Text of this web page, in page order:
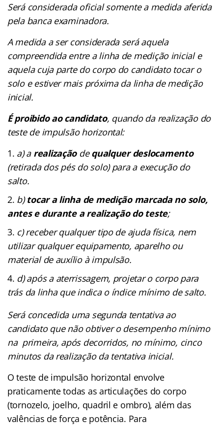
Será considerada oficial somente a medida aferida
pela banca examinadora.
A medida a ser considerada será aquela
compreendida entre a linha de medição inicial e
aquela cuja parte do corpo do candidato tocar o
solo e estiver mais próxima da linha de medição
inicial.
É proibido ao candidato, quando da realização do
teste de impulsão horizontal:
a) a realizaçãodequalquer deslocamento
(retirada dos pés do solo) para a execução do
salto.
b)tocar a linha de medição marcada no solo,
antes e durante a realização do teste;
c) receber qualquer tipo de ajuda física, nem
utilizar qualquer equipamento, aparelho ou
material de auxílio à impulsão.
d) após a aterrissagem, projetar o corpo para
trás da linha que indica o índice mínimo de salto.
Será concedida uma segunda tentativa ao
candidato que não obtiver o desempenho mínimo
na primeira, após decorridos, no mínimo, cinco
minutos da realização da tentativa inicial.
O teste de impulsão horizontal envolve
praticamente todas as articulações do corpo
(tornozelo, joelho, quadril e ombro), além das
valências de força e potência. Para